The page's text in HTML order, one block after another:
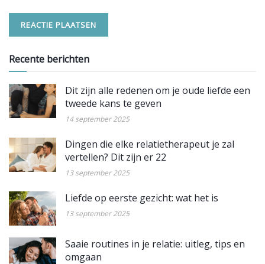
Recente berichten
Dit zijn alle redenen om je oude liefde een
tweede kans te geven
14 september 2025
Dingen die elke relatietherapeut je zal
vertellen? Dit zijn er 22
13 september 2025
Liefde op eerste gezicht: wat het is
13 september 2025
Saaie routines in je relatie: uitleg, tips en
omgaan